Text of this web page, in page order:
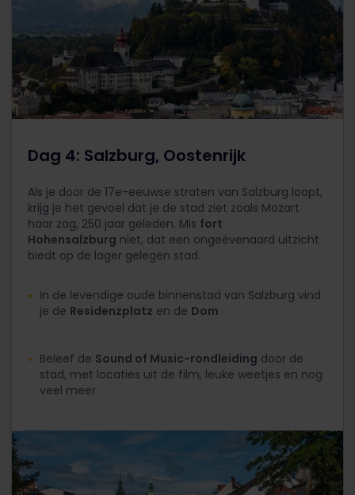
Dag 4: Salzburg, Oostenrijk
Als je door de 17e-eeuwse straten van Salzburg loopt,
krijg je het gevoel dat je de stad ziet zoals Mozart
haar zag, 250 jaar geleden. Mis fort
Hohensalzburg niet, dat een ongeëvenaard uitzicht
biedt op de lager gelegen stad.
In de levendige oude binnenstad van Salzburg vind
je de Residenzplatz en de Dom
Beleef de Sound of Music-rondleiding door de
stad, met locaties uit de film, leuke weetjes en nog
veel meer